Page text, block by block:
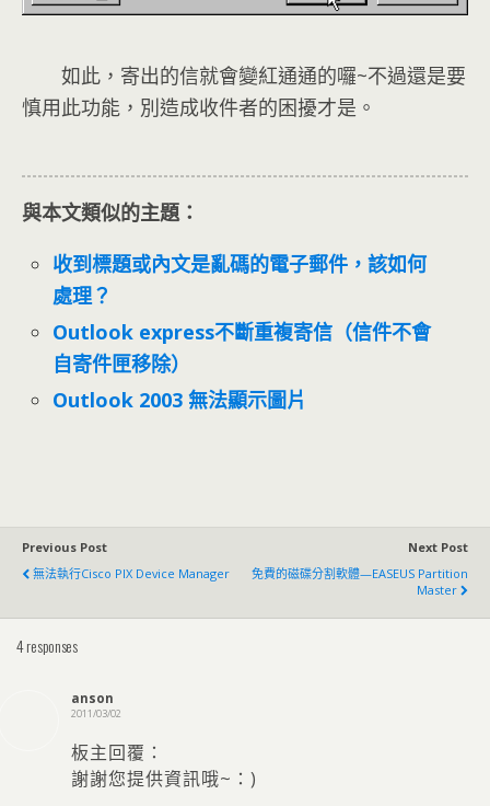
如此，寄出的信就會變紅通通的囉~不過還是要
慎用此功能，別造成收件者的困擾才是。
與本文類似的主題：
收到標題或內文是亂碼的電子郵件，該如何
處理？
Outlook express不斷重複寄信（信件不會
自寄件匣移除）
Outlook 2003 無法顯示圖片
Previous Post
無法執行Cisco PIX Device Manager
Next Post
免費的磁碟分割軟體—EASEUS Partition
Master
4 responses
anson
2011/03/02
板主回覆：
謝謝您提供資訊哦~：)